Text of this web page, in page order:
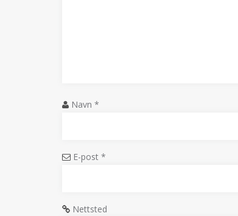
Navn *
E-post *
Nettsted